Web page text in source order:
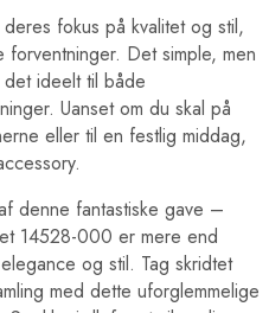
fokus på kvalitet og stil,
Det simple, men
ideelt til både
Uanset om du skal på
eller til en festlig middag,
denne fantastiske gave –
14528-000 er mere end
og stil. Tag skridtet
med dette uforglemmelige